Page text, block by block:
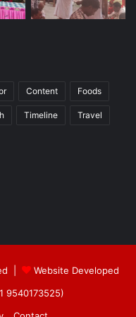
Content Foods
Timeline Travel
|
Website Developed
9540173525)